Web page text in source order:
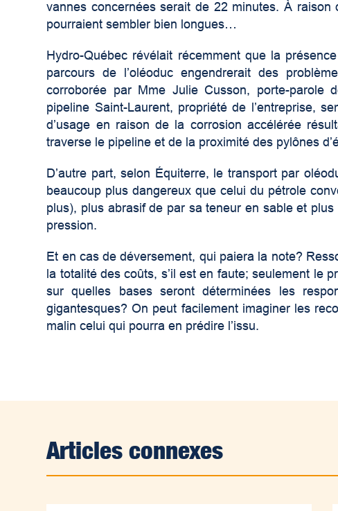
vannes concernées serait de 22 minutes. À
pourraient sembler bien longues…
Hydro-Québec révélait récemment que la
parcours de l’oléoduc engendrerait des
corroborée par Mme Julie Cusson, porte-
pipeline Saint-Laurent, propriété de l’entreprise,
d’usage en raison de la corrosion accélérée
traverse le pipeline et de la proximité des pylônes
D’autre part, selon Équiterre, le transport par
beaucoup plus dangereux que celui du pétrole
plus), plus abrasif de par sa teneur en sable et
pression.
Et en cas de déversement, qui paiera la note?
la totalité des coûts, s’il est en faute; seulement le
sur quelles bases seront déterminées les
gigantesques? On peut facilement imaginer les
malin celui qui pourra en prédire l’issu.
Articles connexes